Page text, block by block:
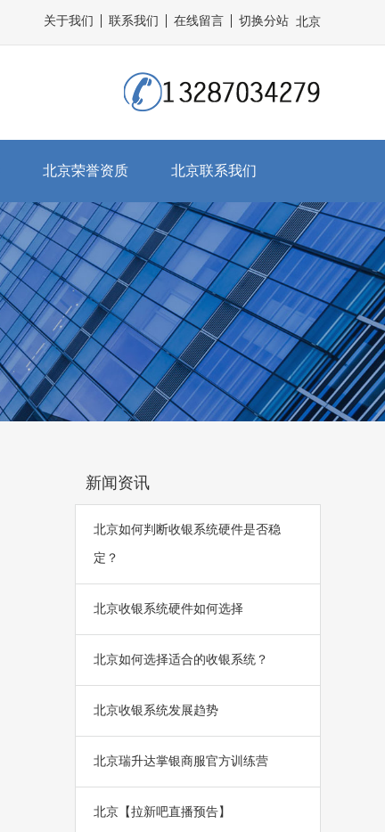
关于我们 联系我们 在线留言 北京
切换分站
北京荣誉资质 北京联系我们
新闻资讯
北京如何判断收银系统硬件是否稳
定？
北京收银系统硬件如何选择
北京如何选择适合的收银系统？
北京收银系统发展趋势
北京瑞升达掌银商服官方训练营
北京【拉新吧直播预告】